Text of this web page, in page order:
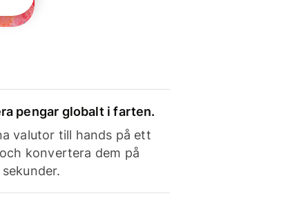
pengar globalt i farten.
valutor till hands på ett
konvertera dem på